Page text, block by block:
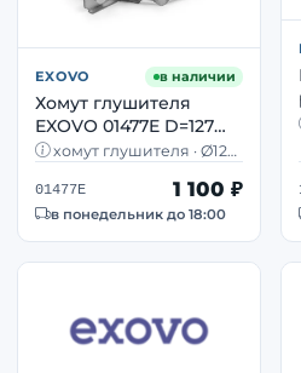
EXOVO в наличии
Хомут глушителя
EXOVO 01477E D=127
мм Volvo FH12 FH16
нержавейка
хомут глушителя · Ø127
FH, FM · Renault Magnum
01477E 1 100 ₽
в понедельник до 18:00